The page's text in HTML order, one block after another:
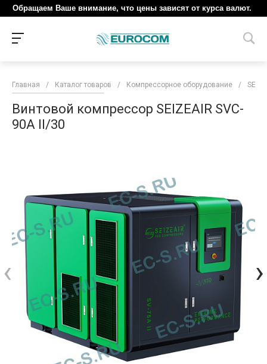
Обращаем Ваше внимание, что цены зависят от курса валют.
Главная / Каталог товаров / Компрессорное оборудование /
Винтовой компрессор SEIZEAIR SVC-
90A II/30
‹ ›